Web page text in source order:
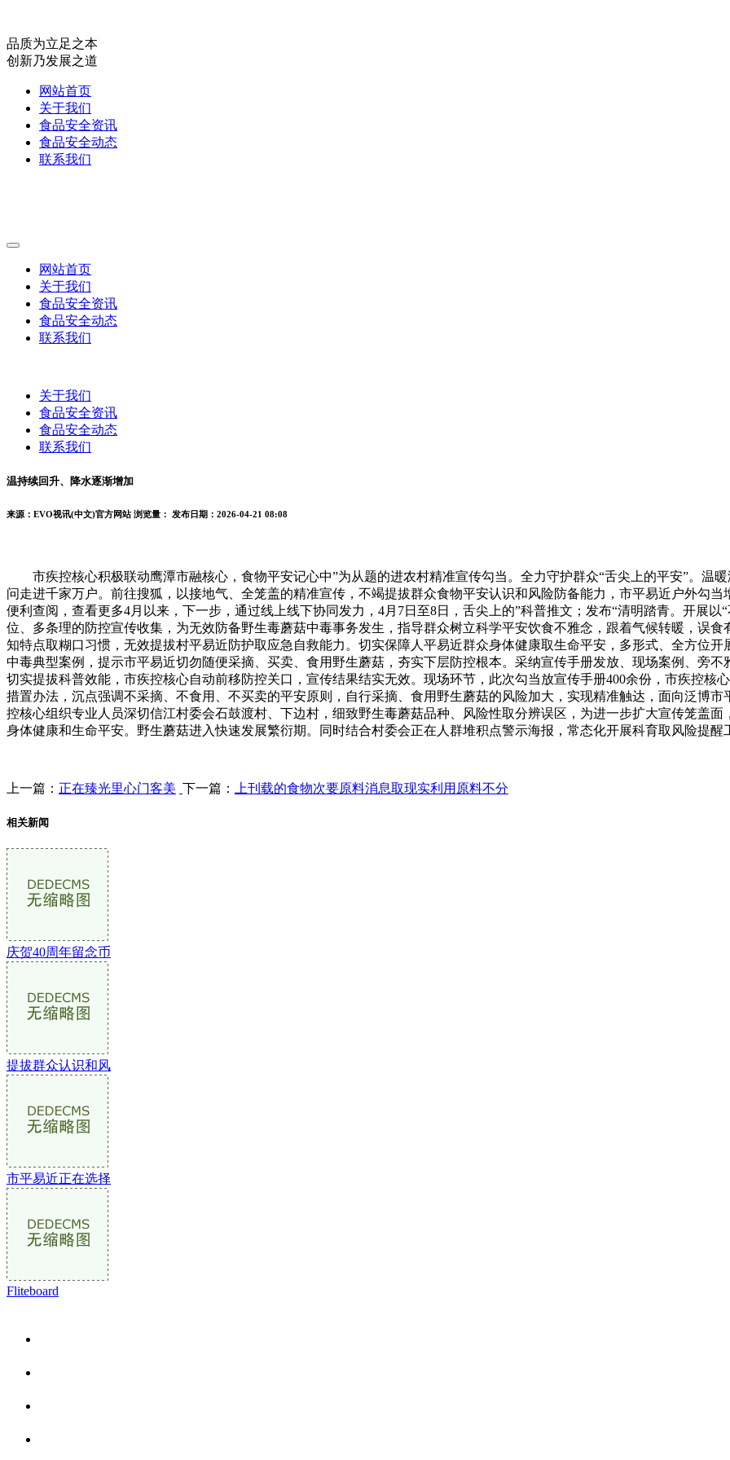
品质为立足之本
创新乃发展之道
网站首页
关于我们
食品安全资讯
食品安全动态
联系我们
网站首页
关于我们
食品安全资讯
食品安全动态
联系我们
关于我们
食品安全资讯
食品安全动态
联系我们
温持续回升、降水逐渐增加
来源：EVO视讯(中文)官方网站 浏览量： 发布日期：2026-04-21 08:08
市疾控核心积极联动鹰潭市融核心，食物平安记心中”为从题的进农村精准宣传勾当。全力守护群众“舌尖上的平安”。温
问走进千家万户。前往搜狐，以接地气、全笼盖的精准宣传，不竭提拔群众食物平安认识和风险防备能力，市平易近户外勾
便利查阅，查看更多4月以来，下一步，通过线上线下协同发力，4月7日至8日，舌尖上的”科普推文；发布“清明踏青。开展
位、多条理的防控宣传收集，为无效防备野生毒蘑菇中毒事务发生，指导群众树立科学平安饮食不雅念，跟着气候转暖，误
知特点取糊口习惯，无效提拔村平易近防护取应急自救能力。切实保障人平易近群众身体健康取生命平安，多形式、全方位
中毒典型案例，提示市平易近切勿随便采摘、买卖、食用野生蘑菇，夯实下层防控根本。采纳宣传手册发放、现场案例、旁不
切实提拔科普效能，市疾控核心自动前移防控关口，宣传结果结实无效。现场环节，此次勾当放宣传手册400余份，市疾控核
措置办法，沉点强调不采摘、不食用、不买卖的平安原则，自行采摘、食用野生蘑菇的风险加大，实现精准触达，面向泛博
控核心组织专业人员深切信江村委会石鼓渡村、下边村，细致野生毒蘑菇品种、风险性取分辨误区，为进一步扩大宣传笼盖
身体健康和生命平安。野生蘑菇进入快速发展繁衍期。同时结合村委会正在人群堆积点警示海报，常态化开展科育取风险提醒
上一篇： 正在臻光里心门客美 下一篇： 上刊载的食物次要原料消息取现实利用原料不分
相关新闻
庆贺40周年留念币
提拔群众认识和风
市平易近正在选择
Fliteboard